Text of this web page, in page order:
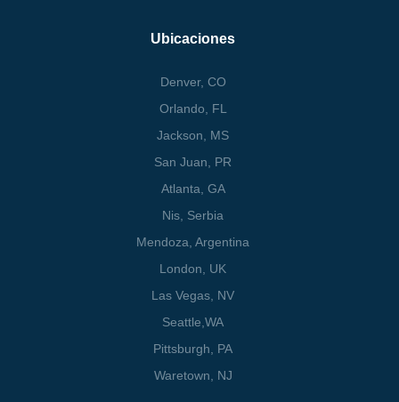
Ubicaciones
Denver, CO
Orlando, FL
Jackson, MS
San Juan, PR
Atlanta, GA
Nis, Serbia
Mendoza, Argentina
London, UK
Las Vegas, NV
Seattle,WA
Pittsburgh, PA
Waretown , NJ